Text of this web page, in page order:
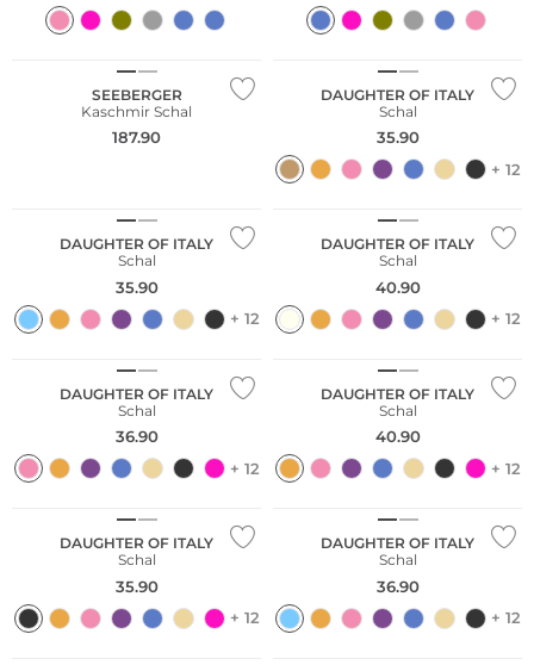
Kaschmir
SEEBERGER
Kaschmir Schal
187.90
DAUGHTER OF ITALY
Schal
35.90
+ 12
DAUGHTER OF ITALY
Schal
35.90
+ 12
DAUGHTER OF ITALY
Schal
40.90
+ 12
DAUGHTER OF ITALY
Schal
36.90
+ 12
DAUGHTER OF ITALY
Schal
40.90
+ 12
DAUGHTER OF ITALY
Schal
35.90
+ 12
DAUGHTER OF ITALY
Schal
36.90
+ 12